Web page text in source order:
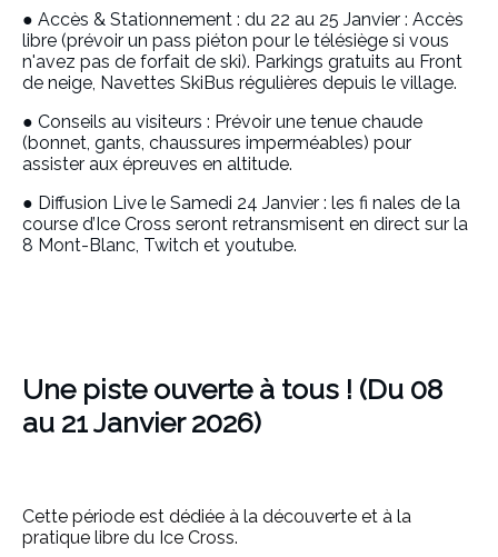
● Accès & Stationnement : du 22 au 25 Janvier : Accès
libre (prévoir un pass piéton pour le télésiège si vous
n'avez pas de forfait de ski). Parkings gratuits au Front
de neige, Navettes SkiBus régulières depuis le village.
● Conseils au visiteurs : Prévoir une tenue chaude
(bonnet, gants, chaussures imperméables) pour
assister aux épreuves en altitude.
● Diffusion Live le Samedi 24 Janvier : les fi nales de la
course d’Ice Cross seront retransmisent en direct sur la
8 Mont-Blanc, Twitch et youtube.
Une piste ouverte à tous ! (Du 08
au 21 Janvier 2026)
Cette période est dédiée à la découverte et à la
pratique libre du Ice Cross.